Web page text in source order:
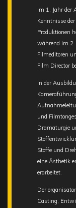
Im 1. Jahr der
Kenntnisse
Produktionen
während im 2.
Filmeditoren
Film Director
In der
und
Dramaturgie
Stoffe und
eine Ästhetik
erarbeitet.
Der
Casting,